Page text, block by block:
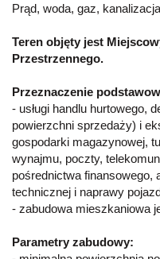
Prąd, woda, gaz,
Teren objęty jest
Przestrzennego.
Przeznaczenie
- usługi handlu hurtowego,
powierzchni sprzedaży) i
gospodarki magazynowej,
wynajmu, poczty,
pośrednictwa finansowego,
technicznej i naprawy
- zabudowa mieszkaniowa
Parametry zabudowy: